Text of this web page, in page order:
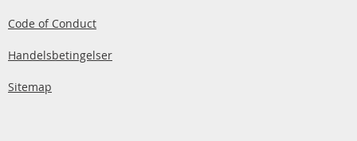
Code of Conduct
Handelsbetingelser
Sitemap